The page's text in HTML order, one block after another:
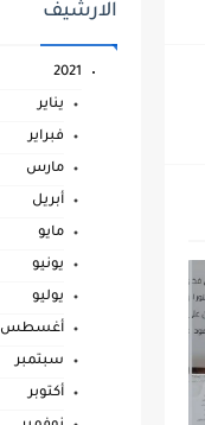
الارشيف
2021
يناير
فبراير
مارس
أبريل
مايو
يونيو
يوليو
أغسطس
سبتمبر
أكتوبر